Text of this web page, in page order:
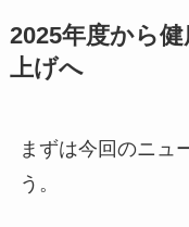
2025年度から
上げへ
まずは今回のニュ
う。